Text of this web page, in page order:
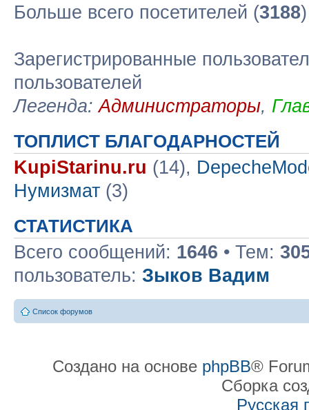
Больше всего посетителей (3188
Зарегистрированные
пользователей
Легенда:Администраторы,
ТОПЛИСТ БЛАГОДАРНОСТЕЙ
KupiStarinu.ru (14),
Нумизмат (3)
СТАТИСТИКА
Всего сообщений: 1646 • Тем:
пользователь: Зыков Вадим
Список форумов
Создано на основе phpBB®
Сборка
Русская